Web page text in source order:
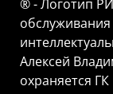
® - Логотип
Алексей
охраняется